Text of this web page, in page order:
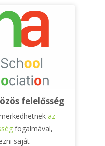
segíti, hogy
A kurzus nem
számára is
felelősség
az
fogalmával,
saját